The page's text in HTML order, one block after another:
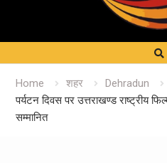
Home शहर
Dehradun
पर्यटन दिवस पर उत्तराखण्ड राष्ट्रीय
सम्मानित